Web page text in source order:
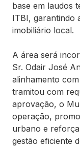
base em laudos
ITBI, garantindo
imobiliário local.
A área será
Sr. Odair José
alinhamento
tramitou com
aprovação, o
operação,
urbano e
gestão eficiente